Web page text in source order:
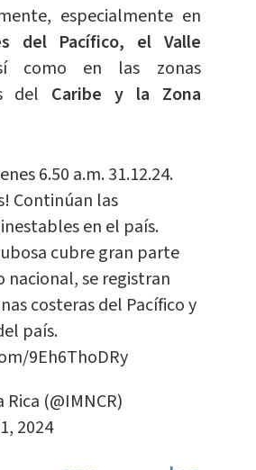
especialmente en
del Pacífico, el Valle
como en las zonas
del Caribe y la Zona
6.50 a.m. 31.12.24.
Continúan las
en el país.
cubre gran parte
se registran
costeras del Pacífico y
país.
9Eh6ThoDRy
(@IMNCR)
2024